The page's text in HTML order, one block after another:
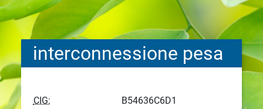
interconnessione pesa
CIG:
B54636C6D1